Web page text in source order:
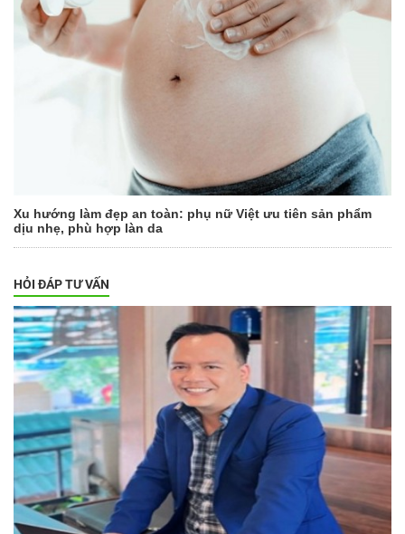
Xu hướng làm đẹp an toàn: phụ nữ Việt ưu tiên sản phẩm
dịu nhẹ, phù hợp làn da
HỎI ĐÁP TƯ VẤN